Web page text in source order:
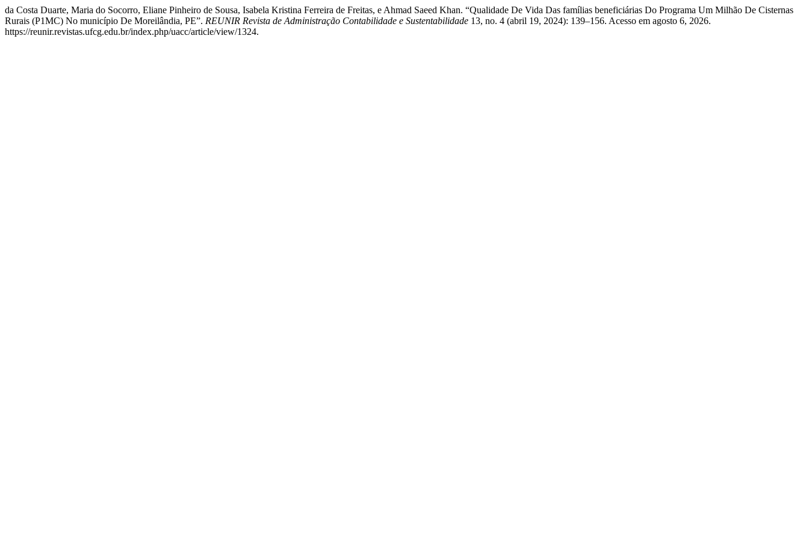
da Costa Duarte, Maria do Socorro, Eliane Pinheiro de Sousa, Isabela Kristina Ferreira de Freitas, e Ahmad Saeed Khan. “Qualidade De Vida Das famílias beneficiárias Do Programa Um Milhão De Cisternas
Rurais (P1MC) No município De Moreilândia, PE”. REUNIR Revista de Administração Contabilidade e Sustentabilidade 13, no. 4 (abril 19, 2024): 139–156. Acesso em agosto 6, 2026.
https://reunir.revistas.ufcg.edu.br/index.php/uacc/article/view/1324.